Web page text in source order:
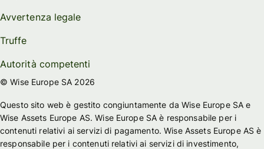
Avvertenza legale
Truffe
Autorità competenti
© Wise Europe SA 2026
Questo sito web è gestito congiuntamente da Wise Europe SA e
Wise Assets Europe AS. Wise Europe SA è responsabile per i
contenuti relativi ai servizi di pagamento. Wise Assets Europe AS è
responsabile per i contenuti relativi ai servizi di investimento,